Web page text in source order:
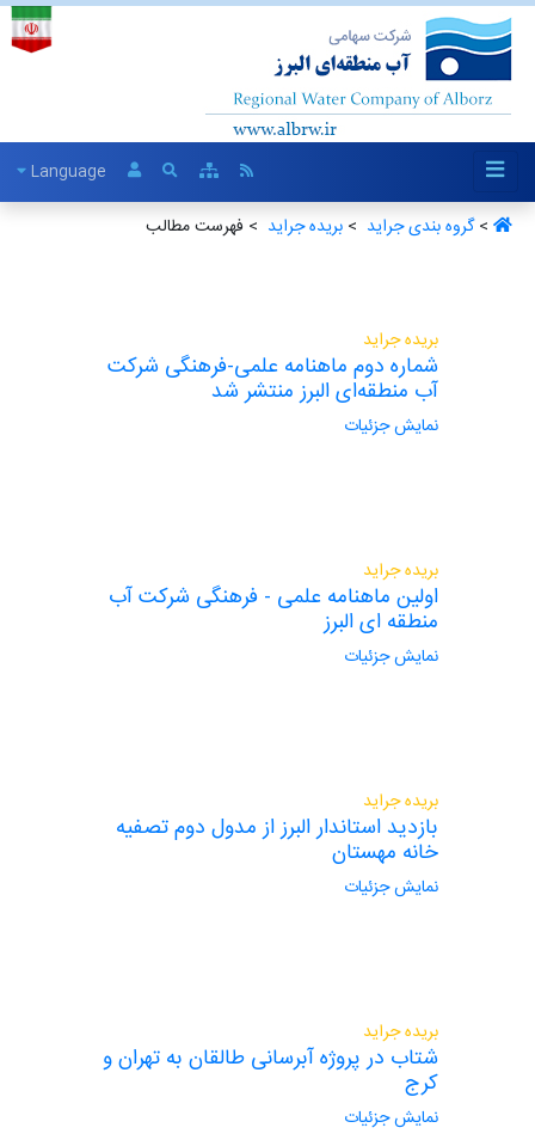
Language
>گروه بندی جراید ‏ >بریده جراید ‏ > فهرست مطالب
بریده جراید
شماره دوم ماهنامه علمی-فرهنگی شرکت
آب منطقه‌ای البرز منتشر شد
نمایش جزئیات
بریده جراید
اولین ماهنامه علمی - فرهنگی شرکت آب
منطقه ای البرز
نمایش جزئیات
بریده جراید
بازدید استاندار البرز از مدول دوم تصفیه
خانه مهستان
نمایش جزئیات
بریده جراید
شتاب در پروژه آبرسانی طالقان به تهران و
کرج
نمایش جزئیات